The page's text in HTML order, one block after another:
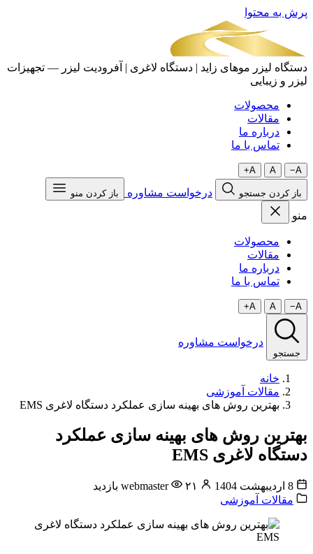
پرش به محتوا
دستگاه لیزر موهای زاید | دستگاه لاغری | آفرودیت لیزر — تجهیزات
لیزر و زیبایی
محصولات
مقالات
درباره ما
تماس با ما
A−
A
A+
باز کردن جستجو درخواست مشاوره باز کردن منو
منو
محصولات
مقالات
درباره ما
تماس با ما
A−
A
A+
جستجو
درخواست مشاوره
خانه
مقالات آموزشی
بهترین روش های بهینه سازی عملکرد دستگاه لاغری EMS
بهترین روش های بهینه سازی عملکرد
دستگاه لاغری EMS
8 اردیبهشت 1404 webmaster
۲۱ بازدید
مقالات آموزشی